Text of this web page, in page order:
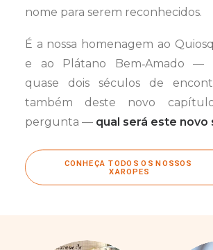
nome para serem reconhecidos.
É a nossa homenagem ao
e ao Plátano Bem‑Amado —
quase dois séculos de
também deste novo
pergunta — qual será este novo
CONHEÇA TODOS OS NOSSOS
XAROPES